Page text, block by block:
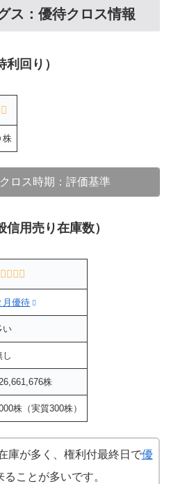
ス：優待クロス情報
回り）
株
ロス時期：評価基準
用売り在庫数）
月優待
い
し
株
株（実質300株）
庫が多く、権利付最終日で優
ることが多いです。